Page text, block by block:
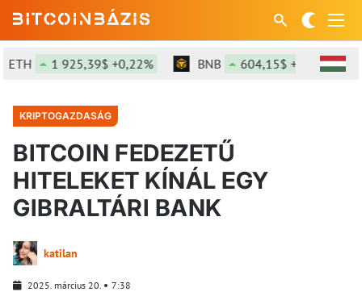
1 925,39$ +0,22% BNB 604,15$ +0,28%
KRIPTOGAZDASÁG
BITCOIN FEDEZETŰ
HITELEKET KÍNÁL EGY
GIBRALTÁRI BANK
katilan
2025. március 20.
7:38